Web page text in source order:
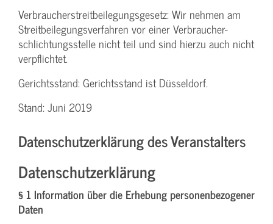
Verbraucher­streitbeilegungs­gesetz: Wir nehmen am
Streit­beilegungs­verfahren vor einer Verbraucher­
schlichtungs­stelle nicht teil und sind hierzu auch nicht
verpflichtet.
Gerichtsstand: Gerichtsstand ist Düsseldorf.
Stand: Juni 2019
Datenschutzerklärung des Veranstalters
Datenschutzerklärung
§ 1 Information über die Erhebung personenbezogener
Daten